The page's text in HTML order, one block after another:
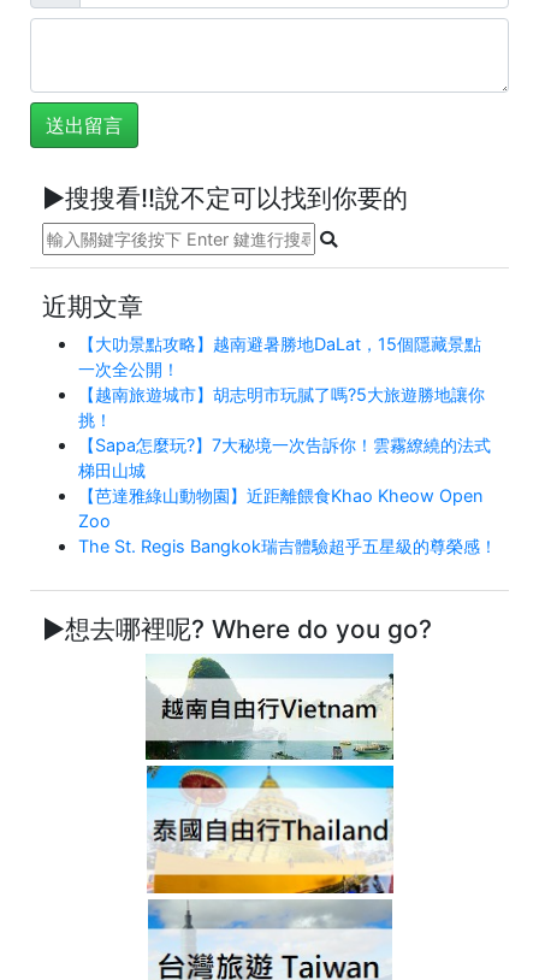
►搜搜看!!說不定可以找到你要的
近期文章
【大叻景點攻略】越南避暑勝地DaLat，15個隱藏景點
一次全公開！
【越南旅遊城市】胡志明市玩膩了嗎?5大旅遊勝地讓你
挑！
【Sapa怎麼玩?】7大秘境一次告訴你！雲霧繚繞的法式
梯田山城
【芭達雅綠山動物園】近距離餵食Khao Kheow Open
Zoo
The St. Regis Bangkok瑞吉體驗超乎五星級的尊榮感！
►想去哪裡呢? Where do you go?